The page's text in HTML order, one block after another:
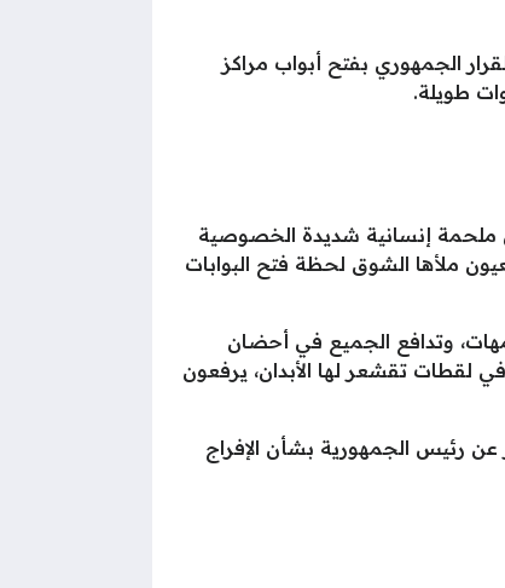
الجمهوري بفتح أبواب مراكز
طويلة.
ملحمة إنسانية شديدة الخصوصية
ملأها الشوق لحظة فتح البوابات
وتدافع الجميع في أحضان
لقطات تقشعر لها الأبدان، يرفعون
هؤلاء المواطنين جاء تنفيذاً حاسماً للقرار الجمهوري رقم 219 لسنة 2026، الصادر عن رئيس الجمهورية بشأن الإفراج